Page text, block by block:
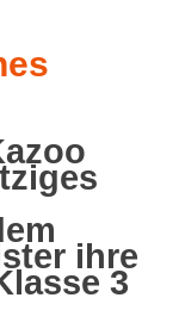
ihre
3